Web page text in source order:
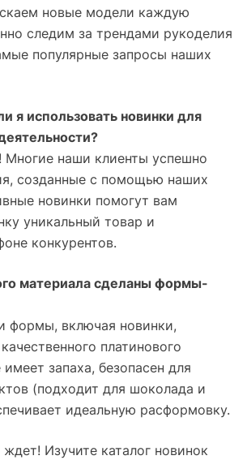
новые модели каждую
следим за трендами рукоделия
популярные запросы наших
я использовать новинки для
Многие наши клиенты успешно
созданные с помощью наших
новинки помогут вам
уникальный товар и
конкурентов.
материала сделаны формы-
формы, включая новинки,
платинового
запаха, безопасен для
(подходит для шоколада и
идеальную расформовку.
Изучите каталог новинок